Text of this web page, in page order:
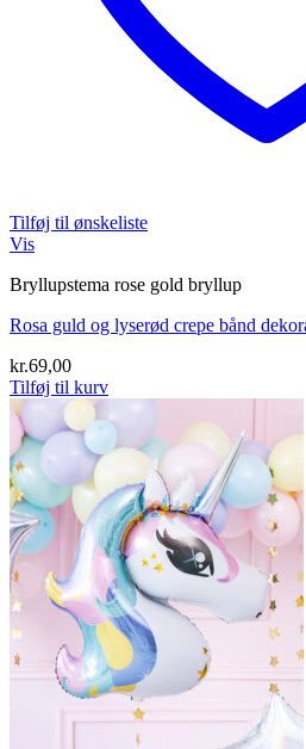
Tilføj til ønskeliste
Vis
Bryllupstema rose gold bryllup
Rosa guld og lyserød crepe bånd
kr.69,00
Tilføj til kurv